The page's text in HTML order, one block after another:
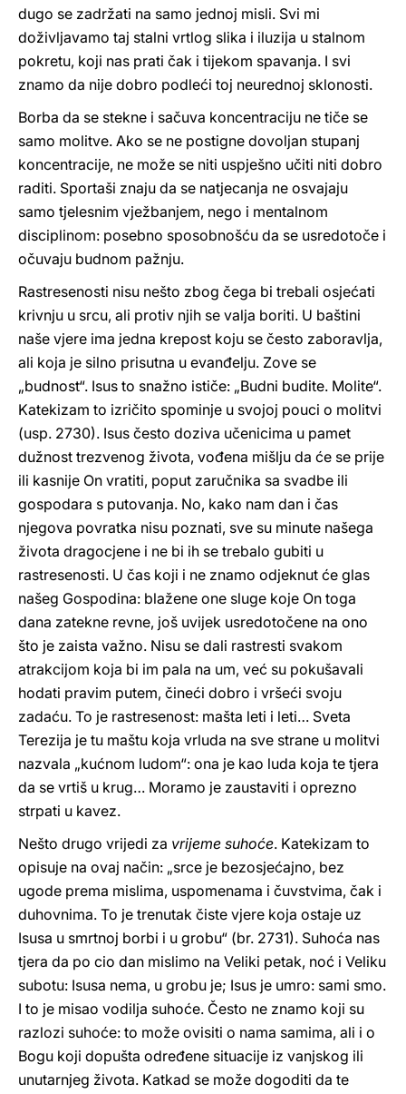
dugo se zadržati na samo jednoj misli. Svi mi
doživljavamo taj stalni vrtlog slika i iluzija u stalnom
pokretu, koji nas prati čak i tijekom spavanja. I svi
znamo da nije dobro podleći toj neurednoj sklonosti.
Borba da se stekne i sačuva koncentraciju ne tiče se
samo molitve. Ako se ne postigne dovoljan stupanj
koncentracije, ne može se niti uspješno učiti niti dobro
raditi. Sportaši znaju da se natjecanja ne osvajaju
samo tjelesnim vježbanjem, nego i mentalnom
disciplinom: posebno sposobnošću da se usredotoče i
očuvaju budnom pažnju.
Rastresenosti nisu nešto zbog čega bi trebali osjećati
krivnju u srcu, ali protiv njih se valja boriti. U baštini
naše vjere ima jedna krepost koju se često zaboravlja,
ali koja je silno prisutna u evanđelju. Zove se
„budnost“. Isus to snažno ističe: „Budni budite. Molite“.
Katekizam to izričito spominje u svojoj pouci o molitvi
(usp. 2730). Isus često doziva učenicima u pamet
dužnost trezvenog života, vođena mišlju da će se prije
ili kasnije On vratiti, poput zaručnika sa svadbe ili
gospodara s putovanja. No, kako nam dan i čas
njegova povratka nisu poznati, sve su minute našega
života dragocjene i ne bi ih se trebalo gubiti u
rastresenosti. U čas koji i ne znamo odjeknut će glas
našeg Gospodina: blažene one sluge koje On toga
dana zatekne revne, još uvijek usredotočene na ono
što je zaista važno. Nisu se dali rastresti svakom
atrakcijom koja bi im pala na um, već su pokušavali
hodati pravim putem, čineći dobro i vršeći svoju
zadaću. To je rastresenost: mašta leti i leti… Sveta
Terezija je tu maštu koja vrluda na sve strane u molitvi
nazvala „kućnom ludom“: ona je kao luda koja te tjera
da se vrtiš u krug… Moramo je zaustaviti i oprezno
strpati u kavez.
Nešto drugo vrijedi za vrijeme suhoće. Katekizam to
opisuje na ovaj način: „srce je bezosjećajno, bez
ugode prema mislima, uspomenama i čuvstvima, čak i
duhovnima. To je trenutak čiste vjere koja ostaje uz
Isusa u smrtnoj borbi i u grobu“ (br. 2731). Suhoća nas
tjera da po cio dan mislimo na Veliki petak, noć i Veliku
subotu: Isusa nema, u grobu je; Isus je umro: sami smo.
I to je misao vodilja suhoće. Često ne znamo koji su
razlozi suhoće: to može ovisiti o nama samima, ali i o
Bogu koji dopušta određene situacije iz vanjskog ili
unutarnjeg života. Katkad se može dogoditi da te